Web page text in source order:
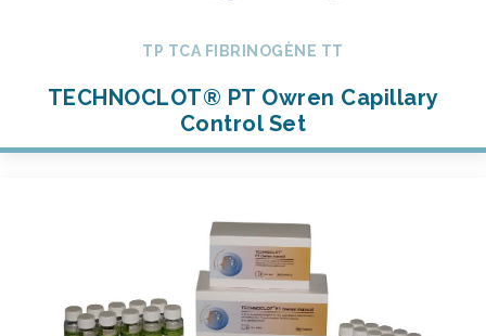
TP TCA FIBRINOGÈNE TT
TECHNOCLOT® PT Owren Capillary
Control Set